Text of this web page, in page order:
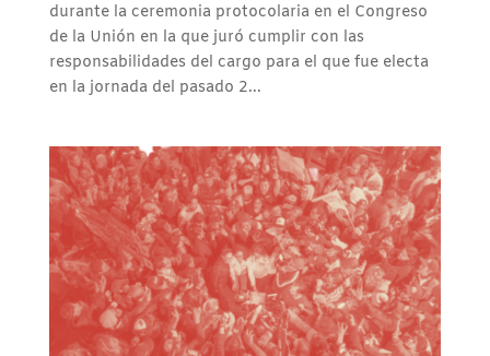
durante la ceremonia protocolaria en el Congreso
de la Unión en la que juró cumplir con las
responsabilidades del cargo para el que fue electa
en la jornada del pasado 2...